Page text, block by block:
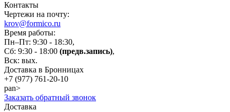
Контакты
Чертежи на почту:
krov@formico.ru
Время работы:
Пн–Пт: 9:30 - 18:30,
Сб: 9:30 - 18:00 (предв.запись),
Вск: вых.
Доставка в Бронницах
+7 (977) 761-20-10
pan>
Заказать обратный звонок
Доставка